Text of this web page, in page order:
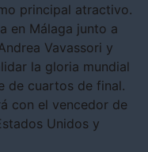
principal atractivo.
en Málaga junto a
Vavassori y
la gloria mundial
de cuartos de final.
con el vencedor de
Unidos y